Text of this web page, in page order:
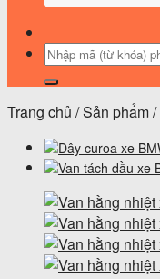
Tìm
Trang chủ /Sản phẩm/